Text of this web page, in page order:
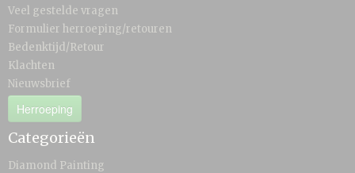
Veel gestelde vragen
Formulier herroeping/retouren
Bedenktijd/Retour
Klachten
Nieuwsbrief
Herroeping
Categorieën
Diamond Painting